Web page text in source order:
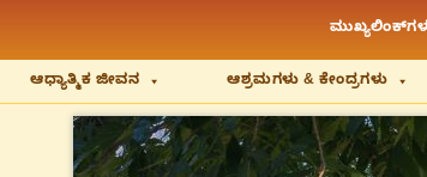
ಆಧ್ಯಾತ್ಮಿಕ ಜೀವನ ಆಶ್ರಮಗಳು & ಕೇಂದ್ರಗಳು